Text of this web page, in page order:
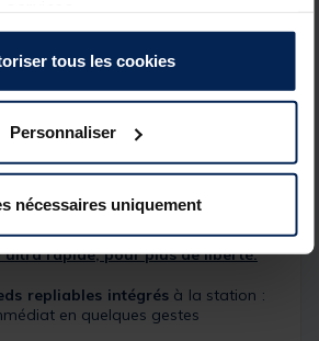
tous les cookies
Personnaliser
nécessaires uniquement
+ tiroir latéral 30 mm
de main (dégorgeoirs, sondes,
noirs
ultra rapide, pour plus de liberté:
repliables intégrésà la station :
en quelques gestes